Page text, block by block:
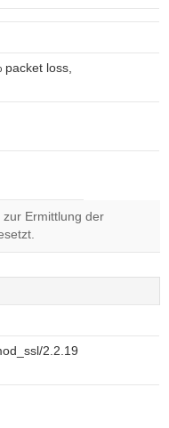
packet loss,
zur Ermittlung der
2.2.19